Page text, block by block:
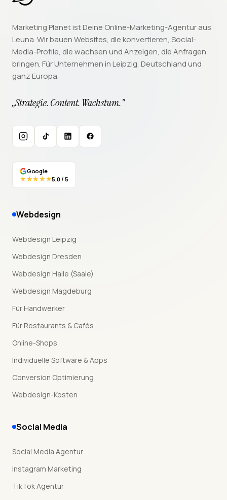
Marketing Planet ist Deine Online-Marketing-Agentur aus
Leuna. Wir bauen Websites, die konvertieren, Social-
Media-Profile, die wachsen und Anzeigen, die Anfragen
bringen. Für Unternehmen in Leipzig, Deutschland und
ganz Europa.
„Strategie. Content. Wachstum."
InstagramTikTokLinkedInFacebook
Google
★★★★★5,0 / 5
Webdesign
Webdesign Leipzig
Webdesign Dresden
Webdesign Halle (Saale)
Webdesign Magdeburg
Für Handwerker
Für Restaurants & Cafés
Online-Shops
Individuelle Software & Apps
Conversion Optimierung
Webdesign-Kosten
Social Media
Social Media Agentur
Instagram Marketing
TikTok Agentur